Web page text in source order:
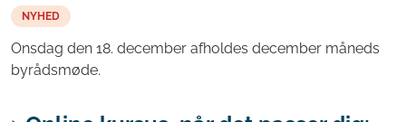
NYHED
Onsdag den 18. december afholdes december måneds
byrådsmøde.